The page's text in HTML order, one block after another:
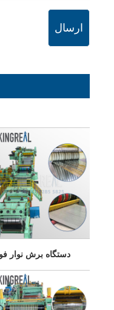
ارسال
دستگاه برش نوار